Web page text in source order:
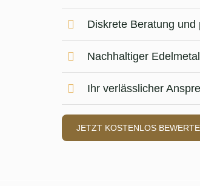
Diskrete Beratung
Nachhaltiger
Ihr verlässlicher
JETZT KOSTENLOS